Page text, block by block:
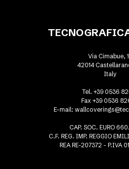
Via Cimabue,
42014
Italy
Tel. +39 0536
Fax +39 0536
E-mail:
CAP. SOC. EURO
C.F. REG. IMP. REGGIO
REA RE-207372 - P.IVA